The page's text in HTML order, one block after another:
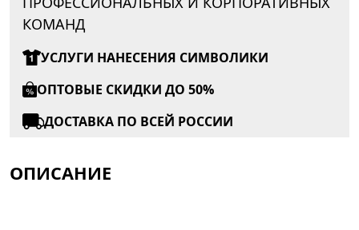
КОМАНД
УСЛУГИ НАНЕСЕНИЯ СИМВОЛИКИ
ОПТОВЫЕ СКИДКИ ДО 50%
ДОСТАВКА ПО ВСЕЙ РОССИИ
ОПИСАНИЕ